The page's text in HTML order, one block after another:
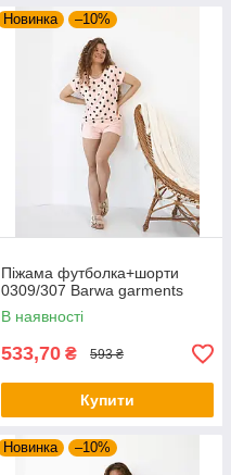
Новинка –10%
Піжама футболка+шорти
0309/307 Barwa garments
В наявності
533,70 ₴ 593 ₴
Купити
Новинка –10%